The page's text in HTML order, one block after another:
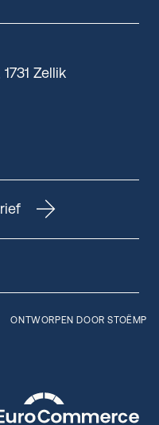
Zellik
ONTWORPEN DOOR STOËMP